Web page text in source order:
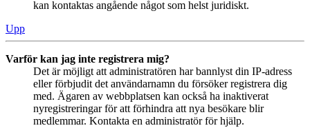
kan kontaktas angående något som helst juridiskt.
Upp
Varför kan jag inte registrera mig?
Det är möjligt att administratören har bannlyst din IP-adress
eller förbjudit det användarnamn du försöker registrera dig
med. Ägaren av webbplatsen kan också ha inaktiverat
nyregistreringar för att förhindra att nya besökare blir
medlemmar. Kontakta en administratör för hjälp.